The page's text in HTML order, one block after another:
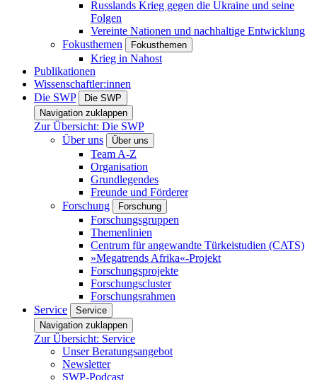
Russlands Krieg gegen die Ukraine und seine
Folgen
Vereinte Nationen und nachhaltige Entwicklung
Fokusthemen
Fokusthemen
Krieg in Nahost
Publikationen
Wissenschaftler:innen
Die SWP
Die SWP
Navigation zuklappen
Zur Übersicht: Die SWP
Über uns
Über uns
Team A-Z
Organisation
Grundlegendes
Freunde und Förderer
Forschung
Forschung
Forschungsgruppen
Themenlinien
Centrum für angewandte Türkeistudien (CATS)
»Megatrends Afrika«-Projekt
Forschungsprojekte
Forschungscluster
Forschungsrahmen
Service
Service
Navigation zuklappen
Zur Übersicht: Service
Unser Beratungsangebot
Newsletter
SWP-Podcast